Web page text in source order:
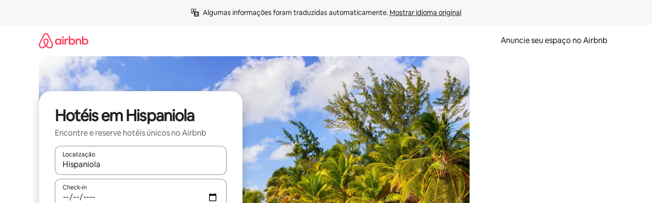
Algumas informações foram traduzidas automaticamente. Mostrar idioma original
Anuncie seu espaço no Airbnb
Hotéis em Hispaniola
Encontre e reserve hotéis únicos no Airbnb
Localização
Quando os resultados estiverem disponíveis, explore-os usando as seta para cima e para baixo do teclado ou tocando e deslizando o dedo na tela.
Check-in